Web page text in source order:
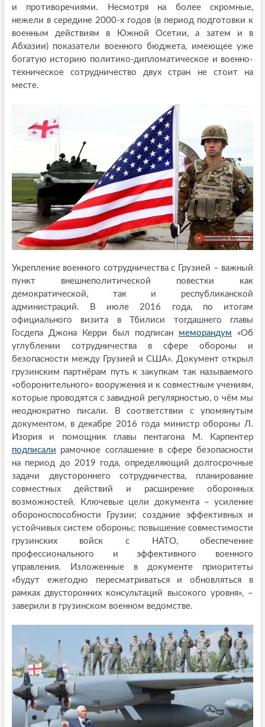
и противоречиями. Несмотря на более скромные,
нежели в середине 2000-х годов (в период подготовки к
военным действиям в Южной Осетии, а затем и в
Абхазии) показатели военного бюджета, имеющее уже
богатую историю политико-дипломатическое и военно-
техническое сотрудничество двух стран не стоит на
месте.
Укрепление военного сотрудничества с Грузией – важный
пункт внешнеполитической повестки как
демократической, так и республиканской
администраций. В июле 2016 года, по итогам
официального визита в Тбилиси тогдашнего главы
Госдепа Джона Керри был подписан меморандум «Об
углублении сотрудничества в сфере обороны и
безопасности между Грузией и США». Документ открыл
грузинским партнёрам путь к закупкам так называемого
«оборонительного» вооружения и к совместным учениям,
которые проводятся с завидной регулярностью, о чём мы
неоднократно писали. В соответствии с упомянутым
документом, в декабре 2016 года министр обороны Л.
Изория и помощник главы пентагона М. Карпентер
подписали рамочное соглашение в сфере безопасности
на период до 2019 года, определяющий долгосрочные
задачи двустороннего сотрудничества, планирование
совместных действий и расширение оборонных
возможностей. Ключевые цели документа – усиление
обороноспособности Грузии; создание эффективных и
устойчивых систем обороны; повышение совместимости
грузинских войск с НАТО, обеспечение
профессионального и эффективного военного
управления. Изложенные в документе приоритеты
«будут ежегодно пересматриваться и обновляться в
рамках двусторонних консультаций высокого уровня», –
заверили в грузинском военном ведомстве.